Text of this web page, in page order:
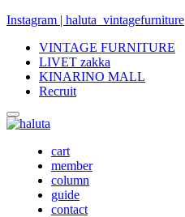
Instagram | haluta_vintagefurniture
VINTAGE FURNITURE
LIVET zakka
KINARINO MALL
Recruit
cart
member
column
guide
contact